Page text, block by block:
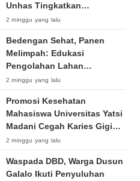
Unhas Tingkatkan
Kesadaran Siswa SD Negeri 4
Maccorawalie
2 minggu yang lalu
Bedengan Sehat, Panen
Melimpah: Edukasi
Pengolahan Lahan
Bedengan Organik bagi KWT
dan Ibu PKK RT 04 RW 01
Kelurahan Pakintelan
2 minggu yang lalu
Promosi Kesehatan
Mahasiswa Universitas Yatsi
Madani Cegah Karies Gigi
Anak
2 minggu yang lalu
Waspada DBD, Warga Dusun
Galalo Ikuti Penyuluhan